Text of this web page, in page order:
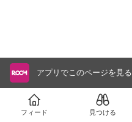
アプリでこのページを見る
フィード 見つける